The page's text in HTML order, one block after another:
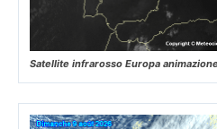
Satellite infrarosso Europa